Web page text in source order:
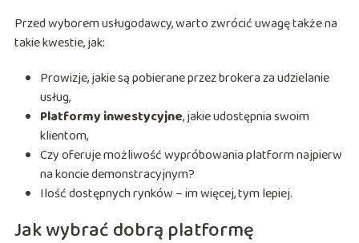
Przed wyborem usługodawcy, warto zwrócić uwagę także na
takie kwestie, jak:
Prowizje, jakie są pobierane przez brokera za udzielanie
usług,
Platformy inwestycyjne, jakie udostępnia swoim
klientom,
Czy oferuje możliwość wypróbowania platform najpierw
na koncie demonstracyjnym?
Ilość dostępnych rynków – im więcej, tym lepiej.
Jak wybrać dobrą platformę